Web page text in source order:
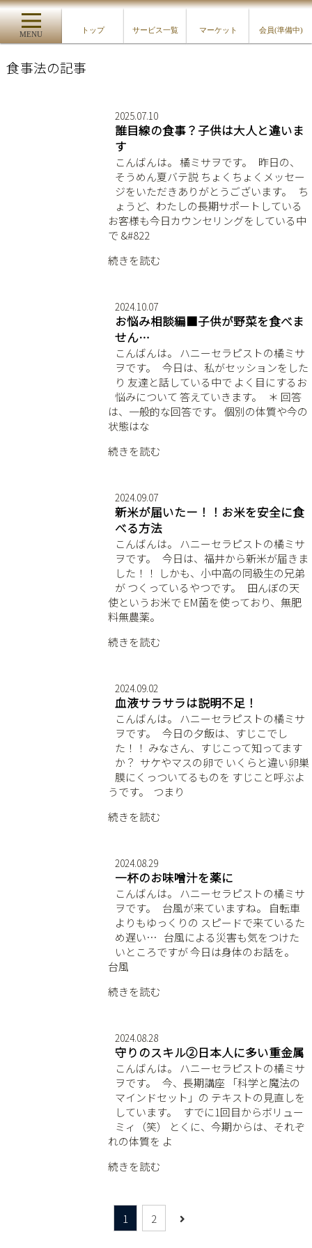
MENU
トップ サービス一覧 マーケット 会員(準備中)
食事法の記事
2025.07.10
誰目線の食事？子供は大人と違いま
す
こんばんは。 橘ミサヲです。 ⁡ ⁡ 昨日の、
そうめん夏バテ説 ちょくちょくメッセー
ジをいただきありがとうございます。 ⁡ ⁡ ち
ょうど、わたしの長期サポートしている
お客様も今日カウンセリングをしている中
で &#822
続きを読む
2024.10.07
お悩み相談編■子供が野菜を食べま
せん…
こんばんは。 ハニーセラピストの橘ミサ
ヲです。 ⁡ ⁡ 今日は、私がセッションをした
り 友達と話している中で よく目にするお
悩みについて 答えていきます。 ⁡ ⁡ ＊ 回答
は、一般的な回答です。 個別の体質や今の
状態はな
続きを読む
2024.09.07
新米が届いたー！！お米を安全に食
べる方法
こんばんは。 ハニーセラピストの橘ミサ
ヲです。 ⁡ ⁡ 今日は、福井から新米が届きま
した！！ しかも、小中高の同級生の兄弟
が つくっているやつです。 ⁡ ⁡ 田んぼの天
使というお米で EM菌を使っており、無肥
料無農薬。
続きを読む
2024.09.02
血液サラサラは説明不足！
こんばんは。 ハニーセラピストの橘ミサ
ヲです。 ⁡ ⁡ 今日の夕飯は、すじこでし
た！！ みなさん、すじこって知ってます
か？ ⁡ サケやマスの卵で いくらと違い卵巣
膜にくっついてるものを すじこと呼ぶよ
うです。 ⁡ つまり
続きを読む
2024.08.29
一杯のお味噌汁を薬に
こんばんは。 ハニーセラピストの橘ミサ
ヲです。 ⁡ ⁡ 台風が来ていますね。 自転車
よりもゆっくりの スピードで来ているた
め遅い… ⁡ ⁡ 台風による災害も気をつけた
いところですが 今日は身体のお話を。 ⁡ ⁡ ⁡
台風
続きを読む
2024.08.28
守りのスキル②日本人に多い重金属
こんばんは。 ハニーセラピストの橘ミサ
ヲです。 ⁡ ⁡ 今、長期講座 「科学と魔法の
マインドセット」の テキストの見直しを
しています。 ⁡ ⁡ すでに1回目からボリュー
ミィ（笑） とくに、今期からは、それぞ
れの体質を よ
続きを読む
1 2